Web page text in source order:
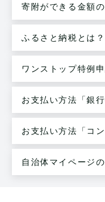
寄附ができる金額
ふるさと納税とは？
ワンストップ特例
お支払い方法「銀
お支払い方法「コ
自治体マイページ